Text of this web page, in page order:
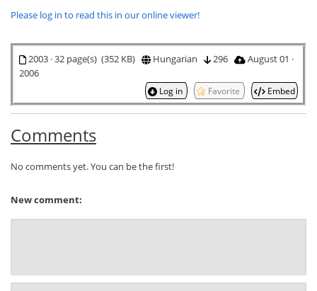
Please log in to read this in our online viewer!
2003 · 32 page(s) (352 KB) Hungarian 296
August 01 ·
2006
Log in Favorite Embed
Comments
No comments yet. You can be the first!
New comment: